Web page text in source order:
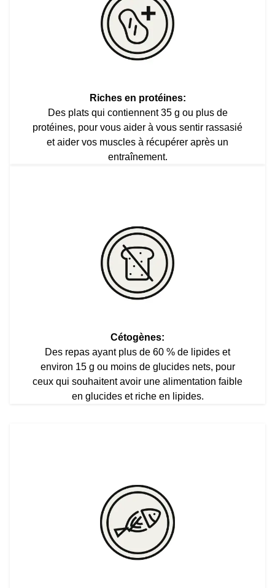
Riches en protéines:
Des plats qui contiennent 35 g ou plus de
protéines, pour vous aider à vous sentir rassasié
et aider vos muscles à récupérer après un
entraînement.
Cétogènes:
Des repas ayant plus de 60 % de lipides et
environ 15 g ou moins de glucides nets, pour
ceux qui souhaitent avoir une alimentation faible
en glucides et riche en lipides.